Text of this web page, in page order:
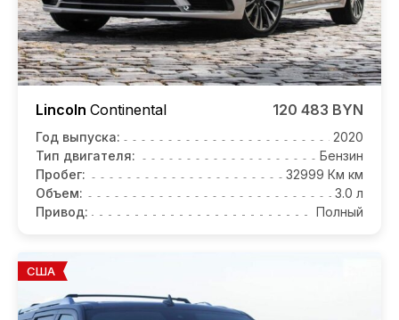
Lincoln Continental 120 483 BYN
Год выпуска:
2020
Тип двигателя:
Бензин
Пробег:
32999 Км км
Объем:
3.0 л
Привод:
Полный
США